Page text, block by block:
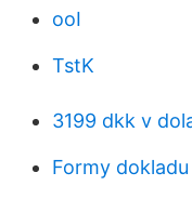
ooI
TstK
3199 dkk v
Formy